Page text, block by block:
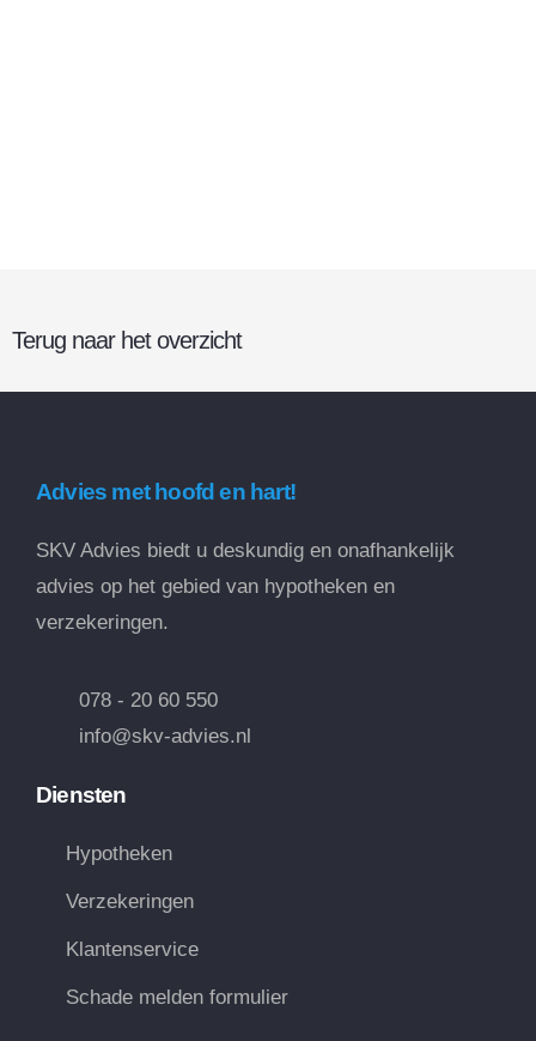
Terug naar het overzicht
Advies met hoofd en hart!
SKV Advies biedt u deskundig en onafhankelijk
advies op het gebied van hypotheken en
verzekeringen.
078 - 20 60 550
info@skv-advies.nl
Diensten
Hypotheken
Verzekeringen
Klantenservice
Schade melden formulier